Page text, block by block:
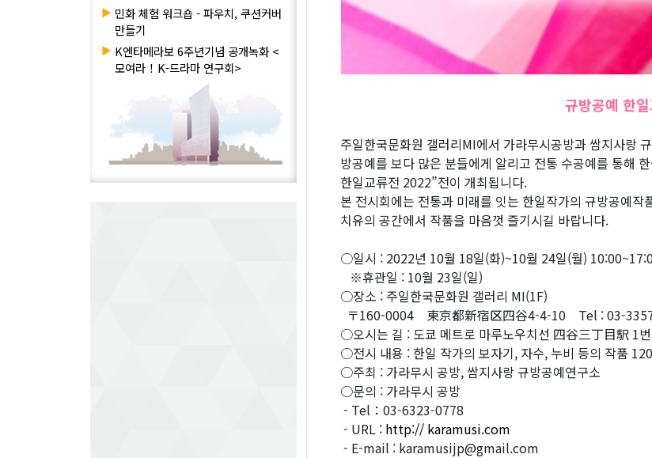
▶ 민화 체험 워크숍 - 파우치, 쿠션커버
만들기
▶ K엔타메라보 6주년기념 공개녹화 <
모여라！K-드라마 연구회>
규방공예 한
주일한국문화원 갤러리MI에서 가라무시공방과 쌈지사랑
방공예를 보다 많은 분들에게 알리고 전통 수공예를 통해
한일교류전 2022”전이 개최됩니다.
본 전시회에는 전통과 미래를 잇는 한일작가의 규방공예작
치유의 공간에서 작품을 마음껏 즐기시길 바랍니다.
○일시 : 2022년 10월 18일(화)~10월 24일(월)
※휴관일 : 10월 23일(일)
○장소 : 주일한국문화원 갤러리 MI(1F)
〒160-0004 東京都新宿区四谷4-4-10 Tel : 03-
○오시는 길 : 도쿄 메트로 마루노우치선 四谷三丁目駅 1
○전시 내용 : 한일 작가의 보자기, 자수, 누비 등의 작품
○주최 : 가라무시 공방, 쌈지사랑 규방공예연구소
○문의 : 가라무시 공방
- Tel：03-6323-0778
- URL : http:// karamusi.com
- E-mail : karamusijp@gmail.com